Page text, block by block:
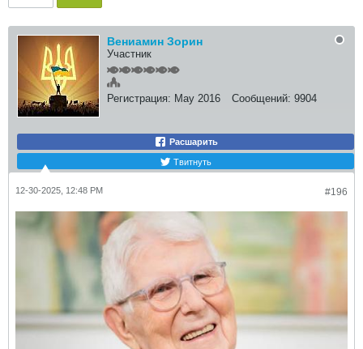
Вениамин Зорин
Участник
Регистрация: May 2016 Сообщений: 9904
Расшарить
Твитнуть
#196
12-30-2025, 12:48 PM